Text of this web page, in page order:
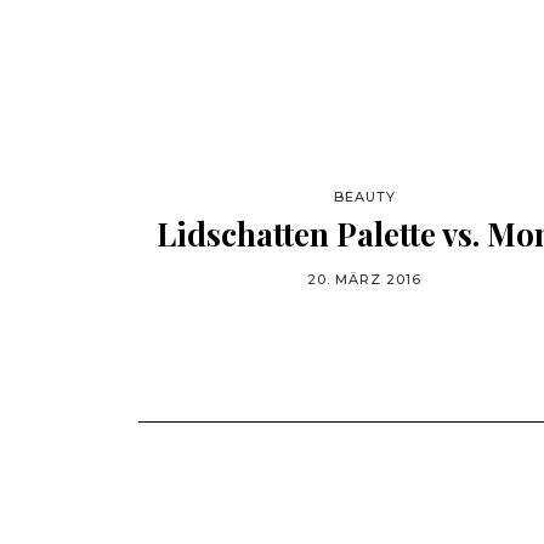
BEAUTY
Lidschatten Palette vs.
20. MÄRZ 2016